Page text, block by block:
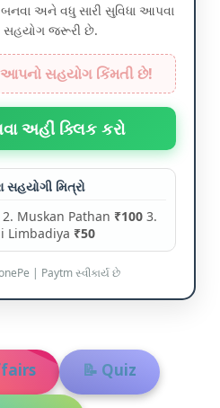
અને વધુ સારી સુવિધા આપવા
સહયોગ જરૂરી છે.
સહયોગ કિંમતી છે!
અહીં ક્લિક કરો
સહયોગી મિત્રો
2. Muskan Pathan ₹100 3.
Limbadiya ₹50
| Paytm સ્વીકાર્ય છે
📝 Quiz